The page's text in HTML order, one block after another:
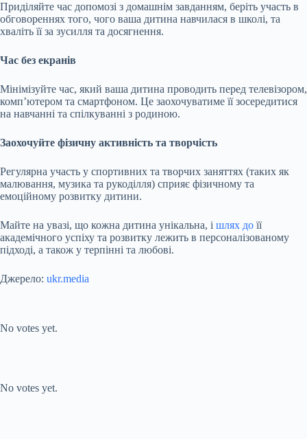
Приділяйте час допомозі з домашнім завданням, беріть участь в
обговореннях того, чого ваша дитина навчилася в школі, та
хваліть її за зусилля та досягнення.
Час без екранів
Мінімізуйте час, який ваша дитина проводить перед телевізором,
комп’ютером та смартфоном. Це заохочуватиме її зосередитися
на навчанні та спілкуванні з родиною.
Заохочуйте фізичну активність та творчість
Регулярна участь у спортивних та творчих заняттях (таких як
малювання, музика та рукоділля) сприяє фізичному та
емоційному розвитку дитини.
Майте на увазі, що кожна дитина унікальна, і шлях до її
академічного успіху та розвитку лежить в персоналізованому
підході, а також у терпінні та любові.
Джерело: ukr.media
No votes yet.
No votes yet.